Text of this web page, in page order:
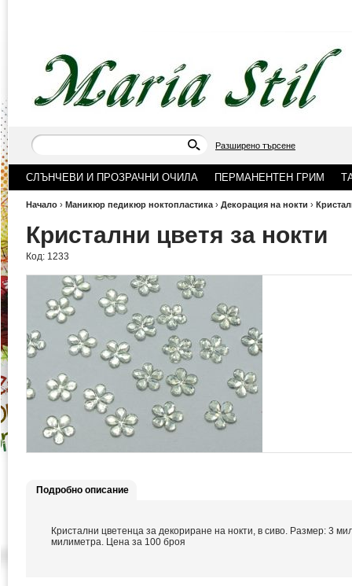
Разширено търсене
СЛЪНЧЕВИ И ПРОЗРАЧНИ ОЧИЛА ПЕРМАНЕНТЕН ГРИМ
Начало › Маникюр педикюр ноктопластика › Декорация на нокти ›
Кристални цветя за нокти
Код: 1233
Подробно описание
Кристални цветенца за декориране на нокти, в сиво. Размер: 3
милиметра. Цена за 100 броя